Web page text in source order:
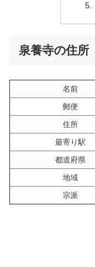
泉養寺の住所
名前
郵便
住所
最寄り駅
都道府県
地域
宗派